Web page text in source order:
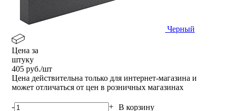
Черный
Цена за
штуку
405 руб./шт
Цена действительна только для интернет-магазина и
может отличаться от цен в розничных магазинах
- + В корзину